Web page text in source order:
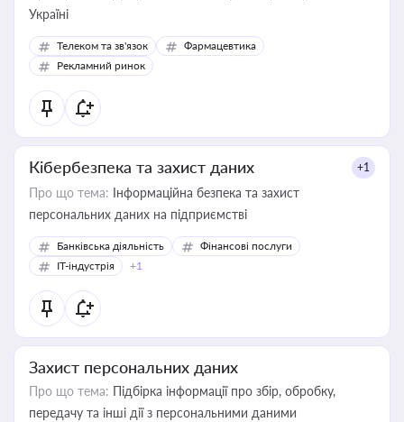
Україні
Телеком та зв'язок
Фармацевтика
Рекламний ринок
Кібербезпека та захист даних +1
Про що тема: Інформаційна безпека та захист
персональних даних на підприємстві
Банківська діяльність
Фінансові послуги
IT-індустрія
+1
Захист персональних даних
Про що тема: Підбірка інформації про збір, обробку,
передачу та інші дії з персональними даними